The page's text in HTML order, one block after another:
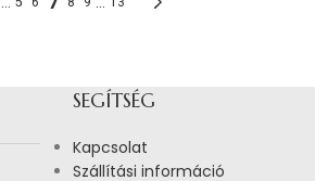
SEGÍTSÉG
Kapcsolat
Szállítási információ